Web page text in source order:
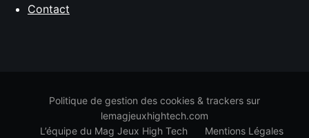
Contact
Politique de gestion des cookies & trackers sur
lemagjeuxhightech.com
L’équipe du Mag Jeux High Tech
Mentions Légales